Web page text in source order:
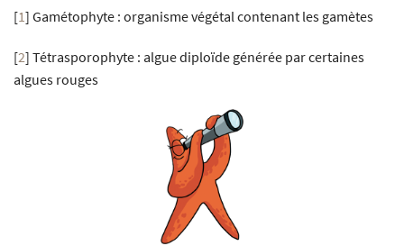
[1] Gamétophyte : organisme végétal contenant les gamètes
[2] Tétrasporophyte : algue diploïde générée par certaines
algues rouges